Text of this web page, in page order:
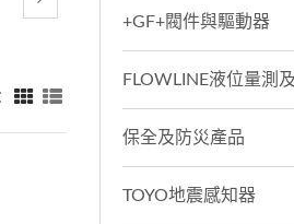
+GF+閥件與驅動器
FLOWLINE液位量測
保全及防災產品
TOYO地震感知器